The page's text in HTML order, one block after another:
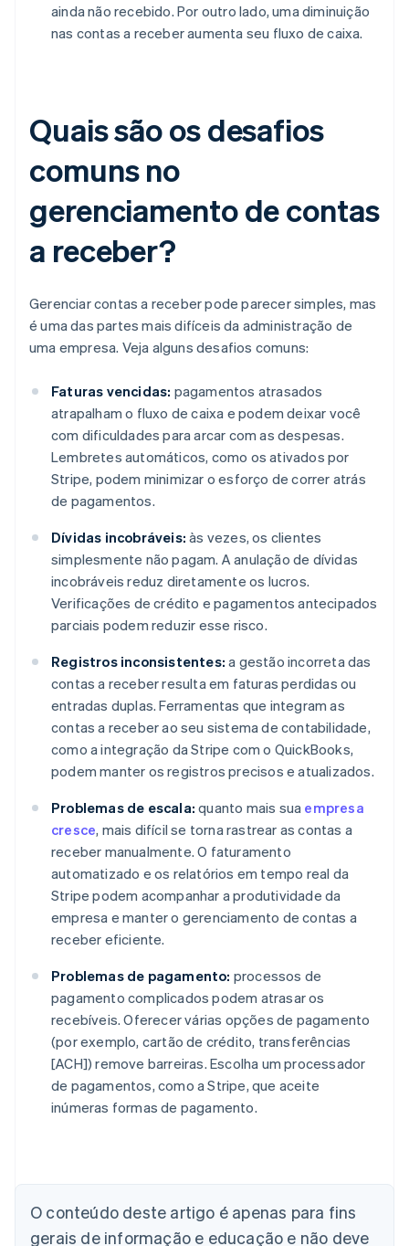
ainda não recebido. Por outro lado, uma diminuição
nas contas a receber aumenta seu fluxo de caixa.
Quais são os desafios
comuns no
gerenciamento de contas
a receber?
Gerenciar contas a receber pode parecer simples, mas
é uma das partes mais difíceis da administração de
uma empresa. Veja alguns desafios comuns:
Faturas vencidas: pagamentos atrasados
atrapalham o fluxo de caixa e podem deixar você
com dificuldades para arcar com as despesas.
Lembretes automáticos, como os ativados por
Stripe, podem minimizar o esforço de correr atrás
de pagamentos.
Dívidas incobráveis: às vezes, os clientes
simplesmente não pagam. A anulação de dívidas
incobráveis reduz diretamente os lucros.
Verificações de crédito e pagamentos antecipados
parciais podem reduzir esse risco.
Registros inconsistentes: a gestão incorreta das
contas a receber resulta em faturas perdidas ou
entradas duplas. Ferramentas que integram as
contas a receber ao seu sistema de contabilidade,
como a integração da Stripe com o QuickBooks,
podem manter os registros precisos e atualizados.
Problemas de escala: quanto mais sua empresa
cresce, mais difícil se torna rastrear as contas a
receber manualmente. O faturamento
automatizado e os relatórios em tempo real da
Stripe podem acompanhar a produtividade da
empresa e manter o gerenciamento de contas a
receber eficiente.
Problemas de pagamento: processos de
pagamento complicados podem atrasar os
recebíveis. Oferecer várias opções de pagamento
(por exemplo, cartão de crédito, transferências
[ACH]) remove barreiras. Escolha um processador
de pagamentos, como a Stripe, que aceite
inúmeras formas de pagamento.
O conteúdo deste artigo é apenas para fins
gerais de informação e educação e não deve
Austrália
English
Áustria
DeutschEnglish